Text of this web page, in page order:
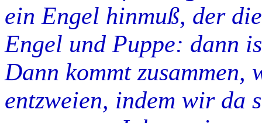
ein Engel hinmuß, der
Engel und Puppe: dann
Dann kommt
entzweien, indem wir da